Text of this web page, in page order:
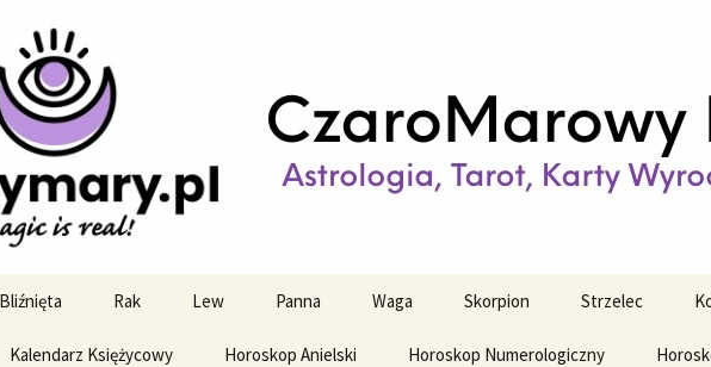
horoskop
i tygodniowy
astrologiczne
Bliźnięta Rak Lew Panna Waga Skorpion Strzelec
Kalendarz Księżycowy Horoskop Anielski Horoskop Numerologiczny